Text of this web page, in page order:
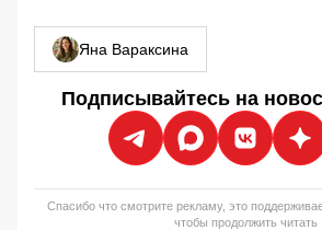
Яна Вараксина
Подписывайтесь на
Спасибо что смотрите рекламу, это
чтобы продолжить читать